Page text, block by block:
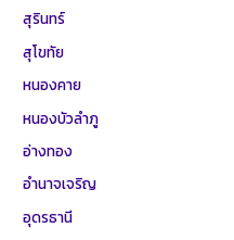
สุรินทร์
สุโขทัย
หนองคาย
หนองบัวลำภู
อ่างทอง
อำนาจเจริญ
อุดรธานี